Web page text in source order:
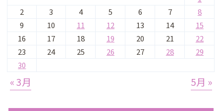
2
3 4 5 6 7
8
9
10 11 12 13 14
15
16
17 18 19 20 21
22
23
24 25 26 27 28
29
30
« 3月 5月 »